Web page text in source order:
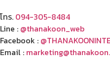
โทร. 094-305-8484
Line : @thanakoon_web
Facebook :
Email :